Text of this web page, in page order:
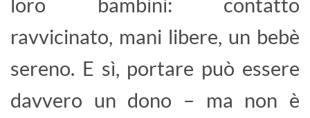
ravvicinato, mani libere, un bebè
sereno. E sì, portare può essere
davvero un dono – ma non è